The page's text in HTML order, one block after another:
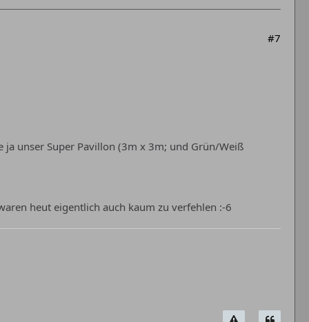
#7
unser Super Pavillon (3m x 3m; und Grün/Weiß
heut eigentlich auch kaum zu verfehlen :-6